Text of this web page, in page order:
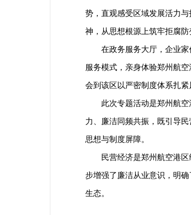
势，直观感受区域发展活力
神，从思想根源上筑牢拒腐防
在政务服务大厅，企业家代
服务模式，亲身体验郑州航
会到该区以严密制度体系扎
此次专题活动是郑州航空
力、廉洁同频共振，既引导
思想与制度屏障。
民营经济是郑州航空港区
步增强了廉洁从业意识，明
生态。